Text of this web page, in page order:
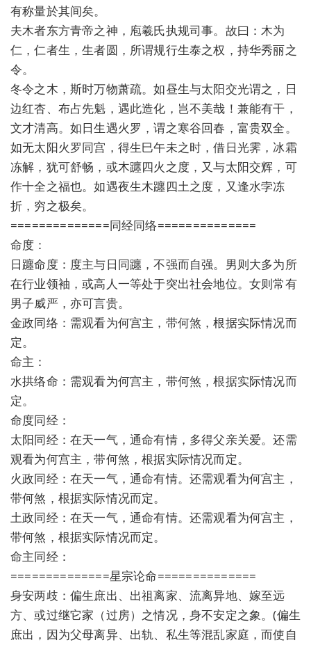
有称量於其间矣。
夫木者东方青帝之神，庖羲氏执规司事。故曰：木为
仁，仁者生，生者圆，所谓规行生泰之权，持华秀丽之
令。
冬令之木，斯时万物萧疏。如昼生与太阳交光谓之，日
边红杏、布占先魁，遇此造化，岂不美哉！兼能有干，
文才清高。如日生遇火罗，谓之寒谷回春，富贵双全。
如无太阳火罗同宫，得生巳午未之时，借日光霁，冰霜
冻解，犹可舒畅，或木躔四火之度，又与太阳交辉，可
作十全之福也。如遇夜生木躔四土之度，又逢水孛冻
折，穷之极矣。
==============同经同络==============
命度：
日躔命度：度主与日同躔，不强而自强。男则大多为所
在行业领袖，或高人一等处于突出社会地位。女则常有
男子威严，亦可言贵。
金政同络：需观看为何宫主，带何煞，根据实际情况而
定。
命主：
水拱络命：需观看为何宫主，带何煞，根据实际情况而
定。
命度同经：
太阳同经：在天一气，通命有情，多得父亲关爱。还需
观看为何宫主，带何煞，根据实际情况而定。
火政同经：在天一气，通命有情。还需观看为何宫主，
带何煞，根据实际情况而定。
土政同经：在天一气，通命有情。还需观看为何宫主，
带何煞，根据实际情况而定。
命主同经：
==============星宗论命==============
身安两歧：偏生庶出、出祖离家、流离异地、嫁至远
方、或过继它家（过房）之情况，身不安定之象。(偏生
庶出，因为父母离异、出轨、私生等混乱家庭，而使自